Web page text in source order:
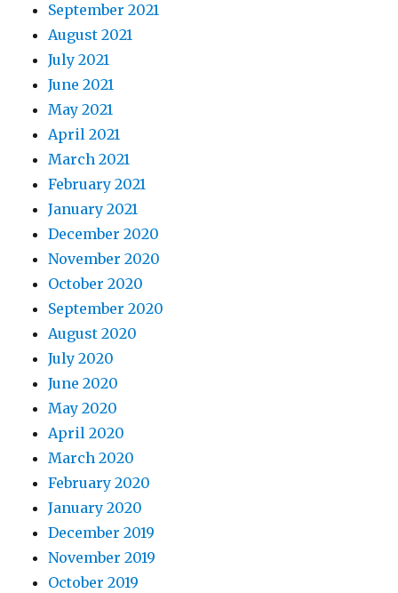
September 2021
August 2021
July 2021
June 2021
May 2021
April 2021
March 2021
February 2021
January 2021
December 2020
November 2020
October 2020
September 2020
August 2020
July 2020
June 2020
May 2020
April 2020
March 2020
February 2020
January 2020
December 2019
November 2019
October 2019